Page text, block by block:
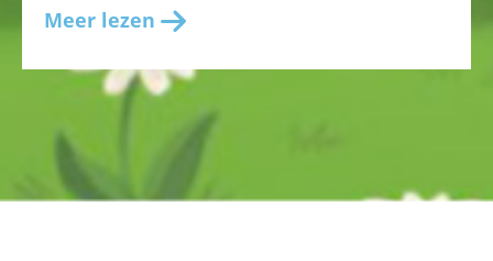
Meer lezen